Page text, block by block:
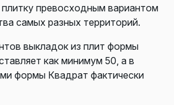
превосходным вариантом
самых разных территорий.
выкладок из плит формы
как минимум 50, а в
формы Квадрат фактически